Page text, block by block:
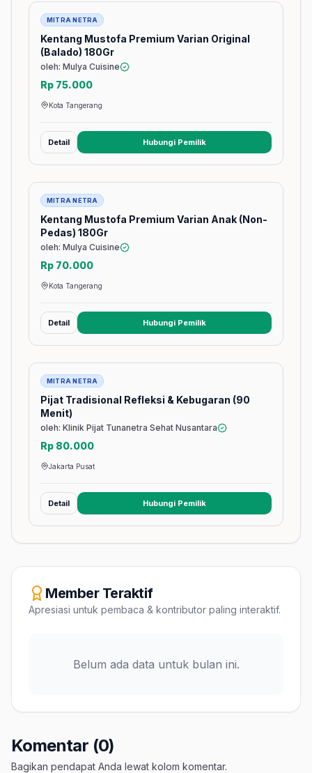
Barang
MITRA NETRA
Kentang Mustofa Premium Varian Original
(Balado) 180Gr
oleh: Mulya Cuisine
Rp 75.000
Kota Tangerang
Detail Hubungi Pemilik(membuka tab baru)
Barang
MITRA NETRA
Kentang Mustofa Premium Varian Anak (Non-
Pedas) 180Gr
oleh: Mulya Cuisine
Rp 70.000
Kota Tangerang
Detail Hubungi Pemilik(membuka tab baru)
Jasa
MITRA NETRA
Pijat Tradisional Refleksi & Kebugaran (90
Menit)
oleh: Klinik Pijat Tunanetra Sehat Nusantara
Rp 80.000
Jakarta Pusat
Detail Hubungi Pemilik(membuka tab baru)
Member Teraktif
Apresiasi untuk pembaca & kontributor paling interaktif.
Belum ada data untuk bulan ini.
Komentar (0)
Bagikan pendapat Anda lewat kolom komentar.